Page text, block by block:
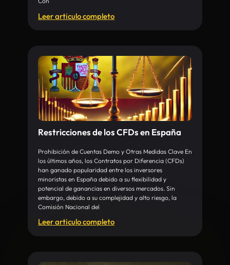
Leer articulo completo
Restricciones de los CFDs en España
Prohibición de Cuentas Demo y Otras Medidas Clave En
los últimos años, los Contratos por Diferencia (CFDs)
han ganado popularidad entre los inversores
minoristas en España debido a su flexibilidad y
potencial de ganancias en diversos mercados. Sin
embargo, debido a su complejidad y alto riesgo, la
Comisión Nacional del
Leer articulo completo